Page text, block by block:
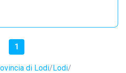
1
di Lodi Lodi